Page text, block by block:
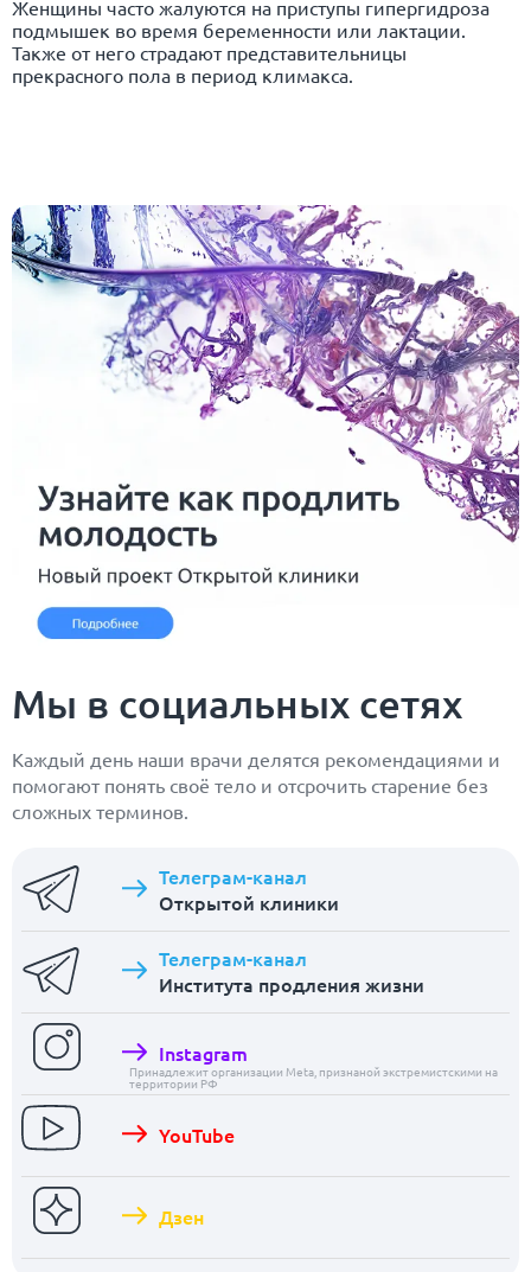
Женщины часто жалуются на приступы гипергидроза
подмышек во время беременности или лактации.
Также от него страдают представительницы
прекрасного пола в период климакса.
Мы в социальных сетях
Каждый день наши врачи делятся рекомендациями и
помогают понять своё тело и отсрочить старение без
сложных терминов.
Телеграм-канал
Открытой клиники
Телеграм-канал
Института продления жизни
Instagram
Принадлежит организации Meta, признаной экстремистскими на
территории РФ
YouTube
Дзен